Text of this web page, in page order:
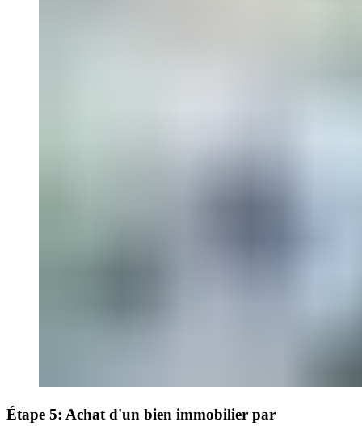
Étape 5: Achat d'un bien immobilier par